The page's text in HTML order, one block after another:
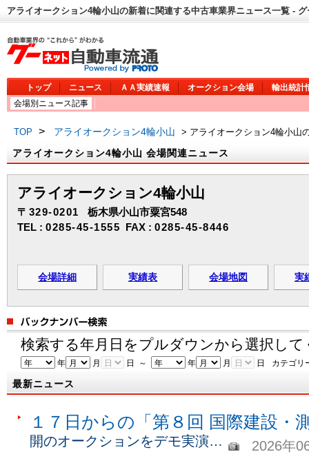
アライオークション4輪小山の新着に関連する中古車業界ニュース一覧 -
トップ ニュース ＡＡ実績速報 オークション会場
輸出統計
会場別ニュース記事
TOP > アライオークション4輪小山 > アライオークション4輪小山
アライオークション4輪小山 会場関連ニュース
アライオークション4輪小山
〒329-0201 栃木県小山市粟宮548
TEL : 0285-45-1555 FAX :0285-45-8446
会場詳細 実績表 会場地図 実
検索する年月日をプルダウンから選択して
年 月 日 ～ 年 月 日 カテゴリ
最新ニュース
１７日からの「第８回 国際建設・
開のオークションをデモ実演… 2026年